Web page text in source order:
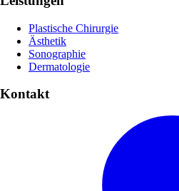
Plastische Chirurgie
Ästhetik
Sonographie
Dermatologie
Kontakt